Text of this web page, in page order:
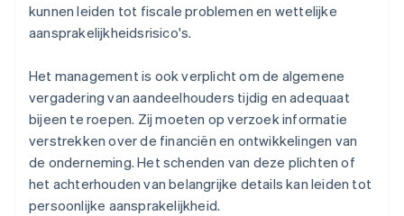
kunnen leiden tot fiscale problemen en wettelijke
aansprakelijkheidsrisico's.
Het management is ook verplicht om de algemene
vergadering van aandeelhouders tijdig en adequaat
bijeen te roepen. Zij moeten op verzoek informatie
verstrekken over de financiën en ontwikkelingen van
de onderneming. Het schenden van deze plichten of
het achterhouden van belangrijke details kan leiden tot
persoonlijke aansprakelijkheid.